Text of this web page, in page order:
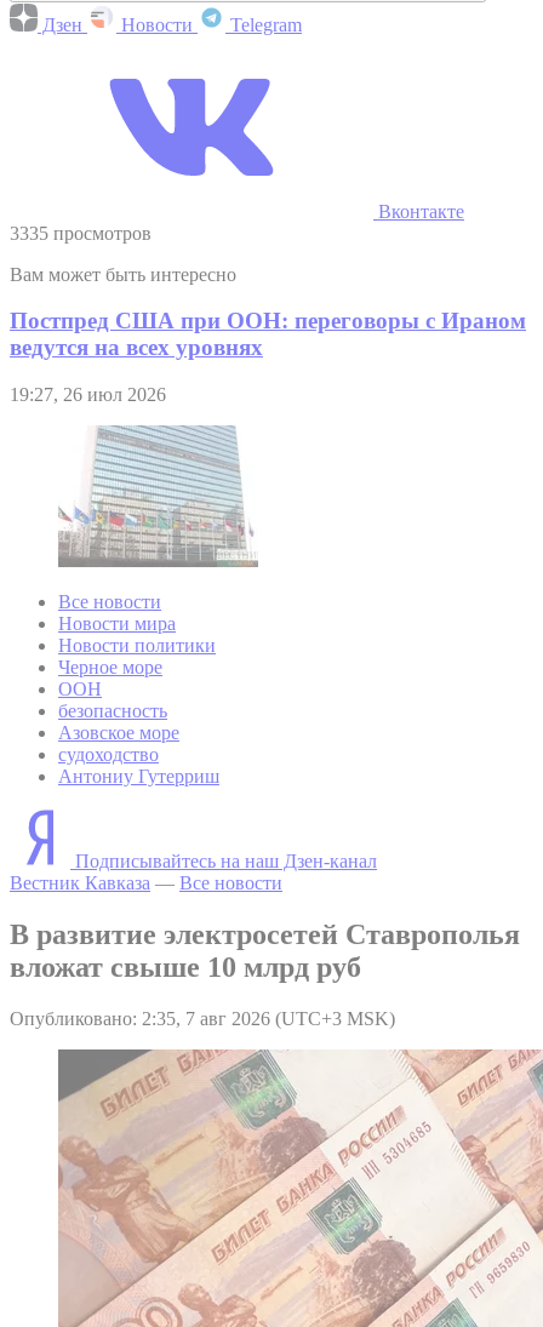
Дзен Новости Telegram
Вконтакте
3335 просмотров
Вам может быть интересно
Постпред США при ООН: переговоры с Ираном
ведутся на всех уровнях
19:27, 26 июл 2026
Все новости
Новости мира
Новости политики
Черное море
ООН
безопасность
Азовское море
судоходство
Антониу Гутерриш
Подписывайтесь на наш Дзен-канал
Вестник Кавказа — Все новости
В развитие электросетей Ставрополья
вложат свыше 10 млрд руб
Опубликовано: 2:35, 7 авг 2026 (UTC+3 MSK)